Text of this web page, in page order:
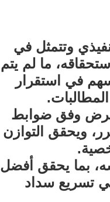
وتتمثل في
من تاريخ استحقاقه، ما لم يتم
في استقرار
يُفرض وفق ضوابط
ويحقق التوازن
بما يحقق أفضل
تسريع سداد